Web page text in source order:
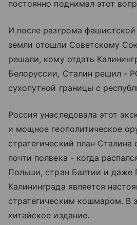
постоянно поднимал этот
И после разгрома
земли отошли Советскому
решали, кому отдать
Белоруссии, Сталин решил -
сухопутной границы с
Россия унаследовала этот
и мощное геополитическое
стратегический план Сталина
почти полвека - когда
Польши, стран Балтии и даже
Калининграда является
стратегическим кошмаром. В
китайское издание.